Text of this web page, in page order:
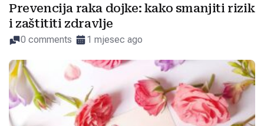
Prevencija raka dojke: kako smanjiti rizik
i zaštititi zdravlje
0 comments 1 mjesec ago